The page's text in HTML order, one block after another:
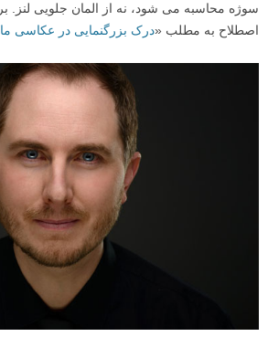
سوژه محاسبه می شود، نه از المان جلویی لنز.
اصطلاح به مطلب «درک بزرگنمایی در عکاسی